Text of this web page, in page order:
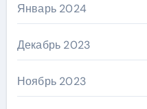
Январь 2024
Декабрь 2023
Ноябрь 2023